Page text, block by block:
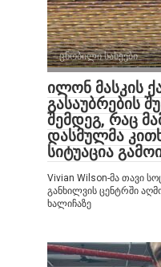
ცნობილი სახეები
ილონ მასკის
გასაუბრების
შემდეგ, რაც
დასმულმა
სიტუაცია
Vivian Wilson-მა თავი
განხილვის ცენტრში
ხალიჩაზე